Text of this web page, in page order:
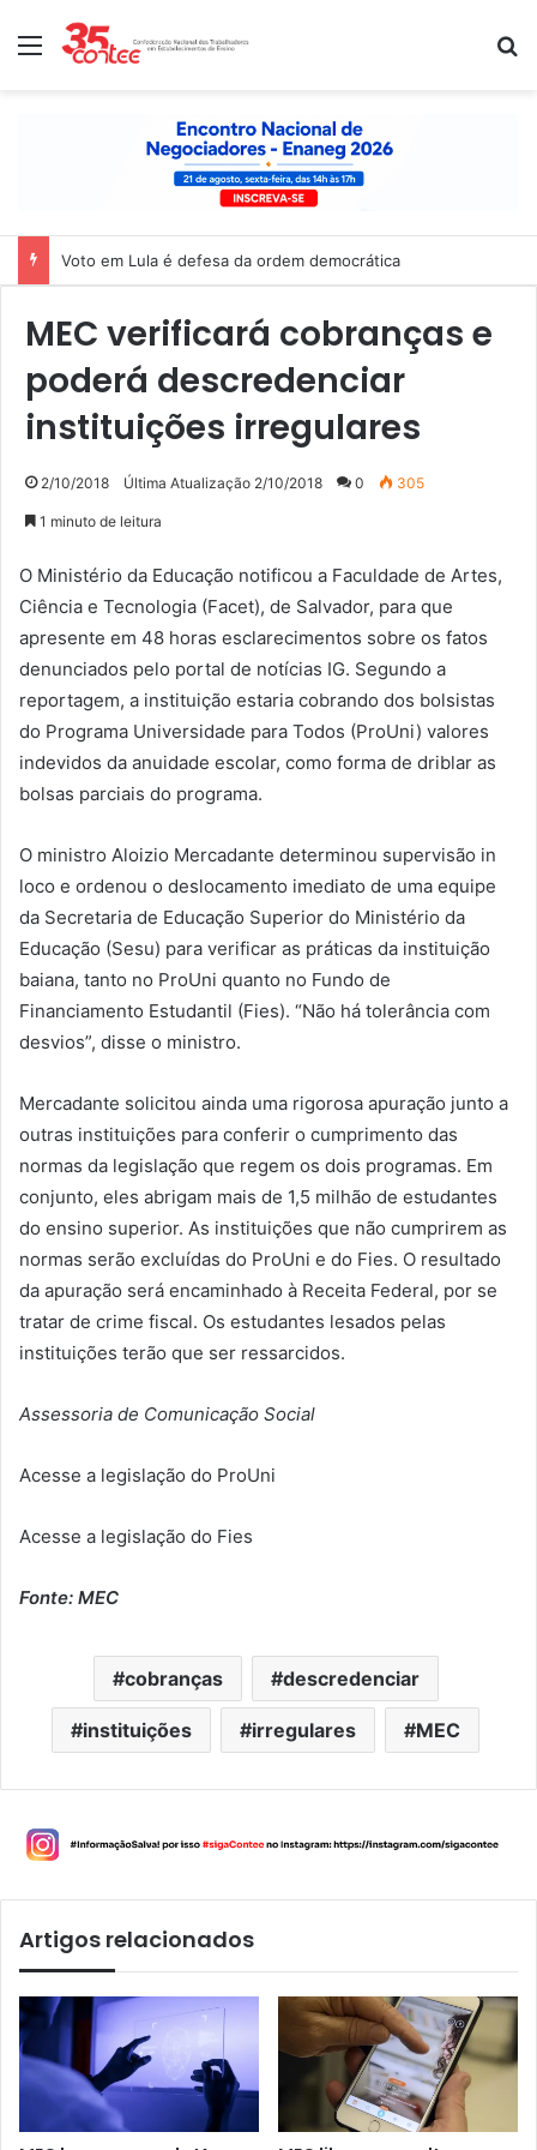
Menu
Voto em Lula é defesa da ordem democrática
MEC verificará cobranças e
poderá descredenciar
instituições irregulares
2/10/2018 Última Atualização 2/10/2018 0 305
1 minuto de leitura
O Ministério da Educação notificou a Faculdade de Artes,
Ciência e Tecnologia (Facet), de Salvador, para que
apresente em 48 horas esclarecimentos sobre os fatos
denunciados pelo portal de notícias IG. Segundo a
reportagem, a instituição estaria cobrando dos bolsistas
do Programa Universidade para Todos (ProUni) valores
indevidos da anuidade escolar, como forma de driblar as
bolsas parciais do programa.
O ministro Aloizio Mercadante determinou supervisão in
loco e ordenou o deslocamento imediato de uma equipe
da Secretaria de Educação Superior do Ministério da
Educação (Sesu) para verificar as práticas da instituição
baiana, tanto no ProUni quanto no Fundo de
Financiamento Estudantil (Fies). “Não há tolerância com
desvios”, disse o ministro.
Mercadante solicitou ainda uma rigorosa apuração junto a
outras instituições para conferir o cumprimento das
normas da legislação que regem os dois programas. Em
conjunto, eles abrigam mais de 1,5 milhão de estudantes
do ensino superior. As instituições que não cumprirem as
normas serão excluídas do ProUni e do Fies. O resultado
da apuração será encaminhado à Receita Federal, por se
tratar de crime fiscal. Os estudantes lesados pelas
instituições terão que ser ressarcidos.
Assessoria de Comunicação Social
Acesse a legislação do ProUni
Acesse a legislação do Fies
Fonte: MEC
cobranças descredenciar
instituições irregulares MEC
Artigos relacionados